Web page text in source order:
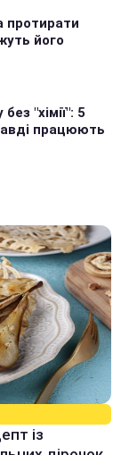
протирати
його
"хімії": 5
працюють
із